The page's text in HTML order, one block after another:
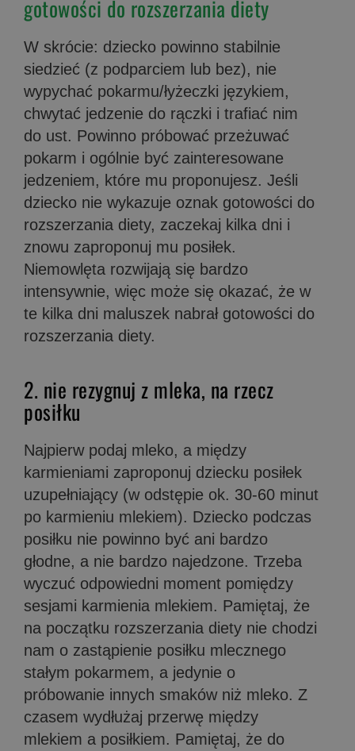
gotowości do rozszerzania diety
W skrócie: dziecko powinno stabilnie
siedzieć (z podparciem lub bez), nie
wypychać pokarmu/łyżeczki językiem,
chwytać jedzenie do rączki i trafiać nim
do ust. Powinno próbować przeżuwać
pokarm i ogólnie być zainteresowane
jedzeniem, które mu proponujesz. Jeśli
dziecko nie wykazuje oznak gotowości do
rozszerzania diety, zaczekaj kilka dni i
znowu zaproponuj mu posiłek.
Niemowlęta rozwijają się bardzo
intensywnie, więc może się okazać, że w
te kilka dni maluszek nabrał gotowości do
rozszerzania diety.
2. nie rezygnuj z mleka, na rzecz
posiłku
Najpierw podaj mleko, a między
karmieniami zaproponuj dziecku posiłek
uzupełniający (w odstępie ok. 30-60 minut
po karmieniu mlekiem). Dziecko podczas
posiłku nie powinno być ani bardzo
głodne, a nie bardzo najedzone. Trzeba
wyczuć odpowiedni moment pomiędzy
sesjami karmienia mlekiem. Pamiętaj, że
na początku rozszerzania diety nie chodzi
nam o zastąpienie posiłku mlecznego
stałym pokarmem, a jedynie o
próbowanie innych smaków niż mleko. Z
czasem wydłużaj przerwę między
mlekiem a posiłkiem. Pamiętaj, że do